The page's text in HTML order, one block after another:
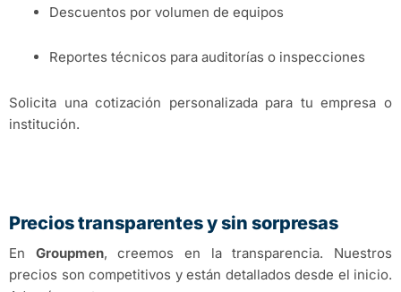
Descuentos por volumen de equipos
Reportes técnicos para auditorías o inspecciones
Solicita una cotización personalizada para tu empresa o
institución.
Precios transparentes y sin sorpresas
En Groupmen, creemos en la transparencia. Nuestros
precios son competitivos y están detallados desde el inicio.